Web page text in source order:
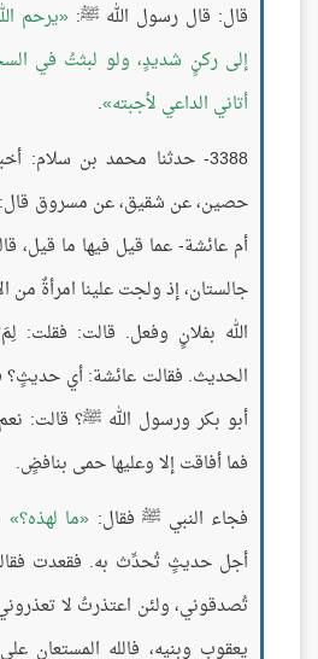
قال: قال رسول الله ﷺ: يرحم
إلى ركنٍ شديدٍ، ولو لبثتُ في
أتاني الداعي لأجبته .
3388- حدثنا محمد بن سلام:
حصين، عن شقيق، عن مسروق
أم عائشة- عما قيل فيها ما قيل،
جالستان، إذ ولجت علينا امرأةٌ
الله بفلانٍ وفعل. قالت: فقلت:
الحديث. فقالت عائشة: أي حديثٍ؟
أبو بكر ورسول الله ﷺ؟ قالت:
فما أفاقت إلا وعليها حمى بنافضٍ.
فجاء النبي ﷺ فقال: ما لهذه؟
أجل حديثٍ تُحدِّث به. فقعدت
تُصدقوني، ولئن اعتذرتُ لا
يعقوب وبنيه، فالله المستعان